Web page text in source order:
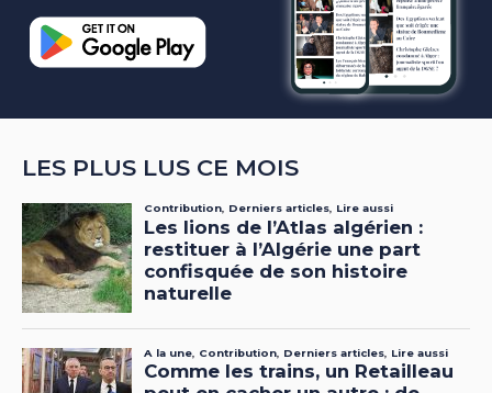
LES PLUS LUS CE MOIS